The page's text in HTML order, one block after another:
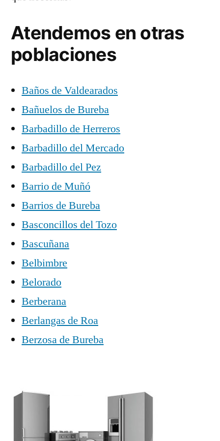
Atendemos en otras
poblaciones
Baños de Valdearados
Bañuelos de Bureba
Barbadillo de Herreros
Barbadillo del Mercado
Barbadillo del Pez
Barrio de Muñó
Barrios de Bureba
Basconcillos del Tozo
Bascuñana
Belbimbre
Belorado
Berberana
Berlangas de Roa
Berzosa de Bureba